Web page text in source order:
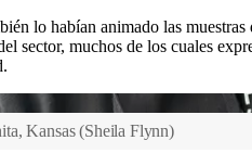
lo habían animado las
sector, muchos de los cuales
Kansas (Sheila Flynn)